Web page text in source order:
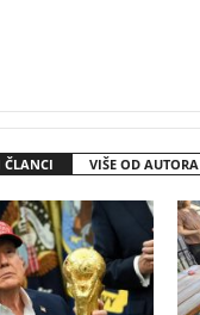
ČLANCI VIŠE OD AUTORA